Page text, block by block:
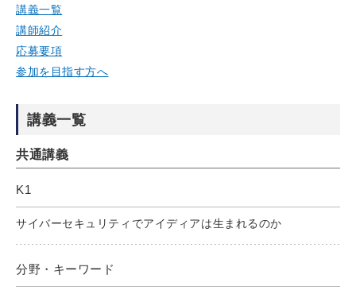
講義一覧
講師紹介
応募要項
参加を目指す方へ
講義一覧
共通講義
K1
サイバーセキュリティでアイディアは生まれるのか
分野・キーワード